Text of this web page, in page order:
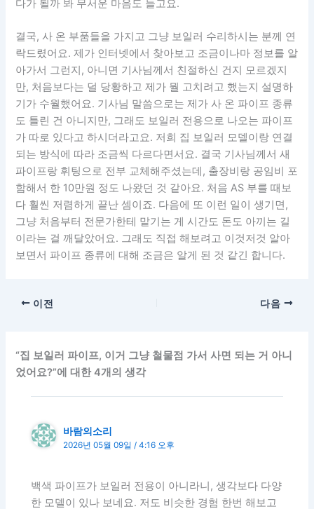
다가 될까 봐 무서운 마음도 들고요.
결국, 사 온 부품들을 가지고 그냥 보일러 수리하시는 분께 연
락드렸어요. 제가 인터넷에서 찾아보고 조금이나마 정보를 알
아가서 그런지, 아니면 기사님께서 친절하신 건지 모르겠지
만, 처음보다는 덜 당황하고 제가 뭘 고치려고 했는지 설명하
기가 수월했어요. 기사님 말씀으로는 제가 사 온 파이프 종류
도 틀린 건 아니지만, 그래도 보일러 전용으로 나오는 파이프
가 따로 있다고 하시더라고요. 저희 집 보일러 모델이랑 연결
되는 방식에 따라 조금씩 다르다면서요. 결국 기사님께서 새
파이프랑 휘팅으로 전부 교체해주셨는데, 출장비랑 공임비 포
함해서 한 10만원 정도 나왔던 것 같아요. 처음 AS 부를 때보
다 훨씬 저렴하게 끝난 셈이죠. 다음에 또 이런 일이 생기면,
그냥 처음부터 전문가한테 맡기는 게 시간도 돈도 아끼는 길
이라는 걸 깨달았어요. 그래도 직접 해보려고 이것저것 알아
보면서 파이프 종류에 대해 조금은 알게 된 것 같긴 합니다.
이전 다음
“집 보일러 파이프, 이거 그냥 철물점 가서 사면 되는 거 아니
었어요?”에 대한 4개의 생각
바람의소리
2026년 05월 09일 / 4:16 오후
백색 파이프가 보일러 전용이 아니라니, 생각보다 다양
한 모델이 있나 보네요. 저도 비슷한 경험 한번 해보고